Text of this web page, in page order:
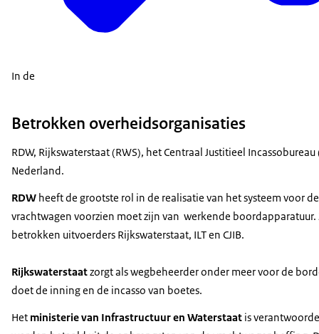
In de
Betrokken overheidsorganisaties
RDW, Rijkswaterstaat (RWS), het Centraal Justitieel
Nederland.
RDW heeft de grootste rol in de realisatie van het systeem voor
vrachtwagen voorzien moet zijn van werkende
betrokken uitvoerders Rijkswaterstaat, ILT en CJIB.
Rijkswaterstaatzorgt als wegbeheerder onder meer voor de
doet de inning en de incasso van boetes.
Het ministerie van Infrastructuur en Waterstaat is